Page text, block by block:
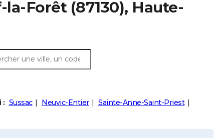
la-Forêt(87130), Haute-
: Sussac Neuvic-Entier
Sainte-Anne-Saint-Priest